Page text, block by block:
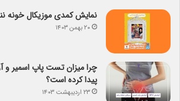
نمایش کمدی موزیکال خونه
۲۰ بهمن ۱۴۰۳
پیدا کرده است؟
۲۳ اردیبهشت ۱۴۰۳